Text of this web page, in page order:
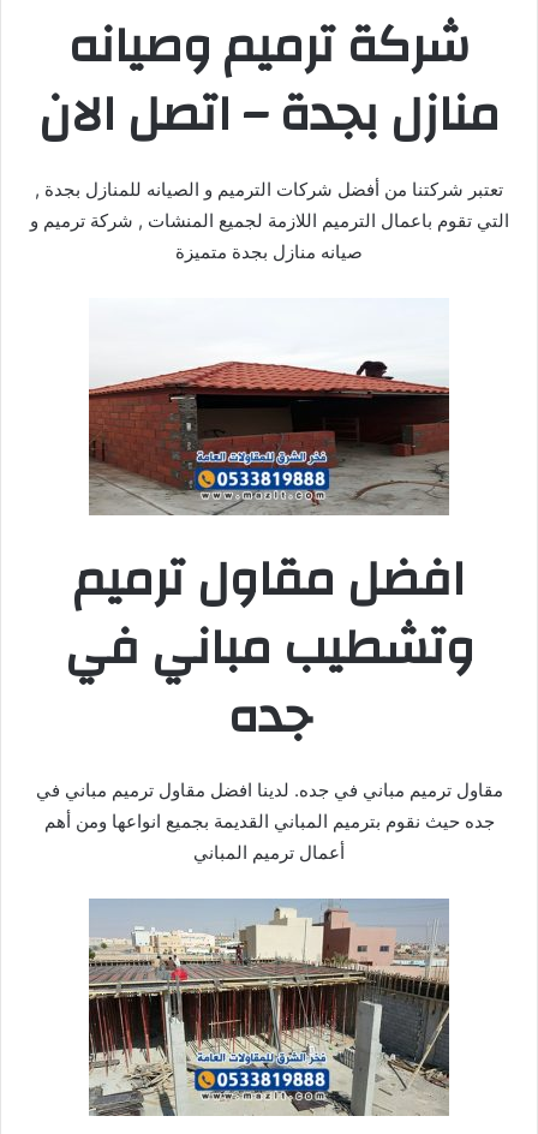
شركة ترميم وصيانه
منازل بجدة – اتصل الان
تعتبر شركتنا من أفضل شركات الترميم و الصيانه للمنازل بجدة ,
التي تقوم باعمال الترميم اللازمة لجميع المنشات , شركة ترميم و
صيانه منازل بجدة متميزة
افضل مقاول ترميم
وتشطيب مباني في
جده
مقاول ترميم مباني في جده. لدينا افضل مقاول ترميم مباني في
جده حيث نقوم بترميم المباني القديمة بجميع انواعها ومن أهم
أعمال ترميم المباني